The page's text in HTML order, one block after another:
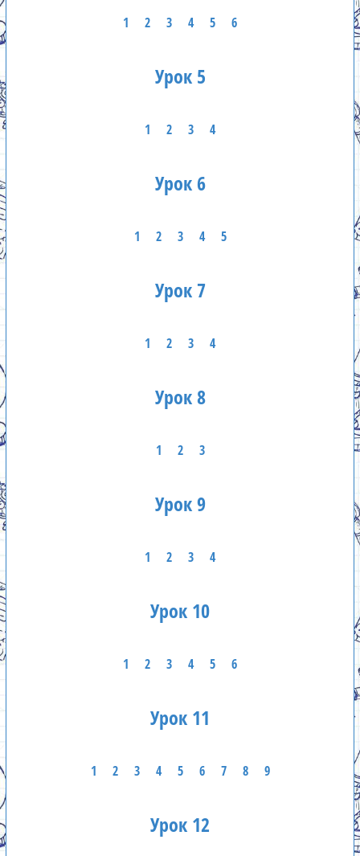
1 2 3 4 5 6
Урок 5
1 2 3 4
Урок 6
1 2 3 4 5
Урок 7
1 2 3 4
Урок 8
1 2 3
Урок 9
1 2 3 4
Урок 10
1 2 3 4 5 6
Урок 11
1 2 3 4 5 6 7 8 9
Урок 12